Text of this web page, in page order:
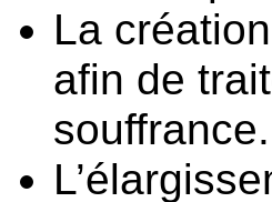
La
afin de
souffrance.